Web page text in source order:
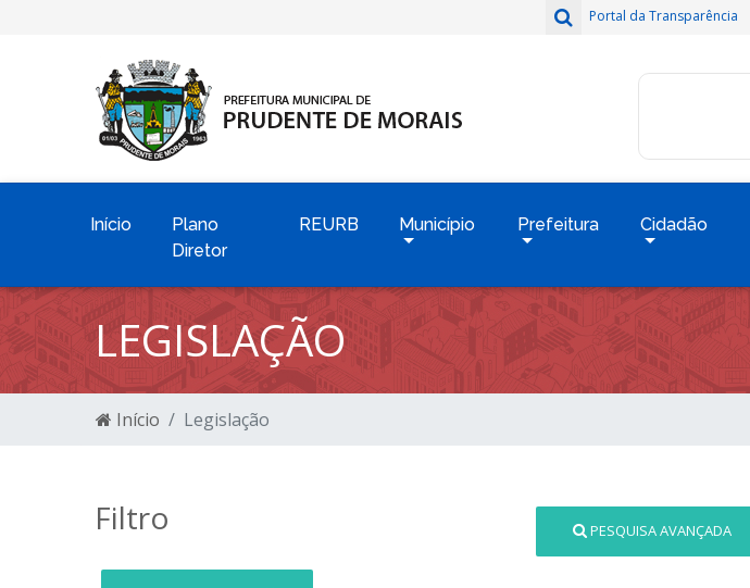
Portal da Transparência
Início
Plano
Diretor
REURB Município Prefeitura Cidadão
LEGISLAÇÃO
Início Legislação
Filtro PESQUISA AVANÇADA